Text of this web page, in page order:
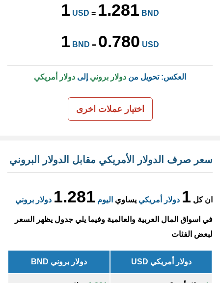
1 USD = 1.281 BND
1 BND = 0.780 USD
العكس: تحويل من دولار بروني إلى دولار أمريكي
اختيار عملات اخرى
سعر صرف الدولار الأمريكي مقابل الدولار البروني
ان كل 1 دولار أمريكي يساوي اليوم 1.281 دولار بروني
في اسواق المال العربية والعالمية وفيما يلي جدول يظهر السعر
لبعض الفئات
دولار أمريكي USD دولار بروني BND